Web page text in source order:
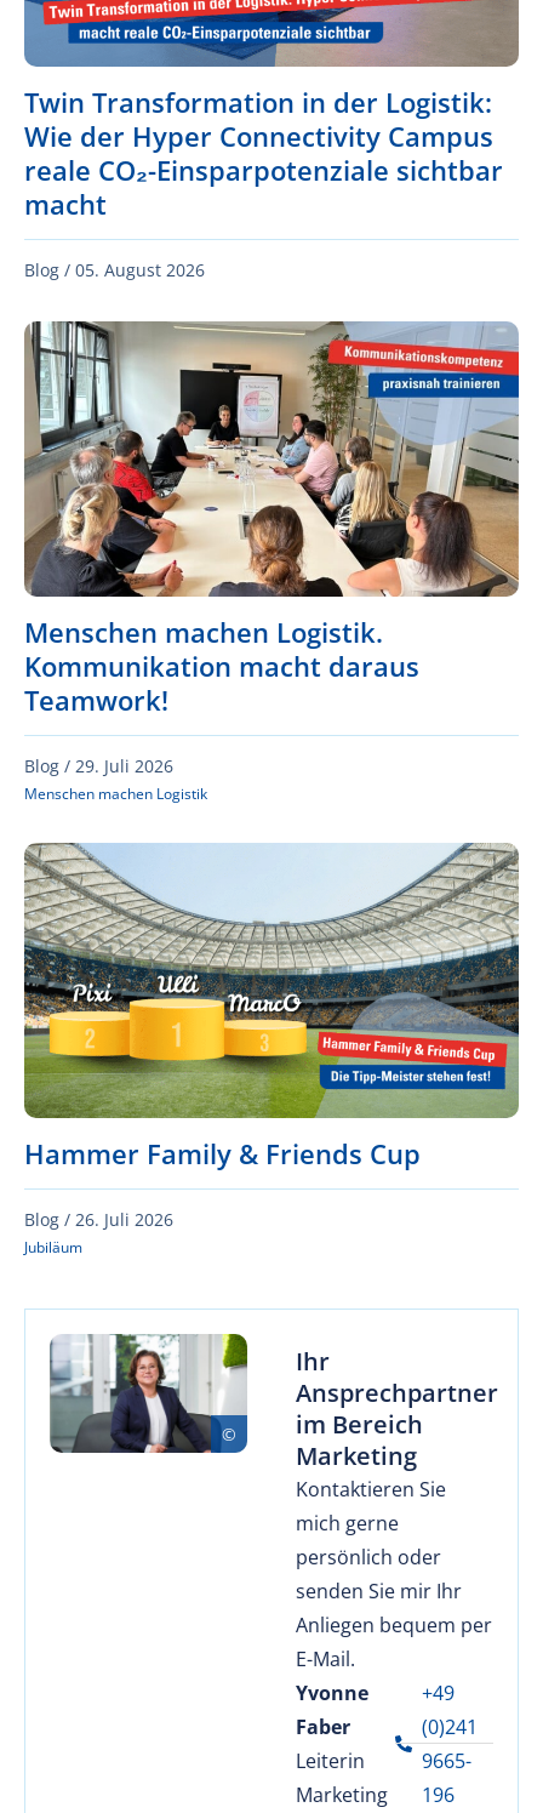
Twin Transformation in der Logistik:
Wie der Hyper Connectivity Campus
reale CO₂-Einsparpotenziale sichtbar
macht
Blog / 05. August 2026
Menschen machen Logistik.
Kommunikation macht daraus
Teamwork!
Blog / 29. Juli 2026
Menschen machen Logistik
Hammer Family & Friends Cup
Blog / 26. Juli 2026
Jubiläum
Ihr
Ansprechpartner
im Bereich
Marketing
Kontaktieren Sie
mich gerne
persönlich oder
senden Sie mir Ihr
Anliegen bequem per
E-Mail.
Yvonne
Faber
Leiterin
Marketing
+49
(0)241
9665-
196